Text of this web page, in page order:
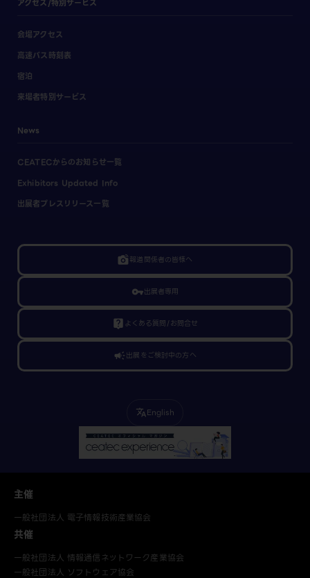
アクセス/特別サービス
会場アクセス
高速バス時刻表
宿泊
来場者特別サービス
News
CEATECからのお知らせ一覧
Exhibitors Updated Info
出展者プレスリリース一覧
linked_camera報道関係者の皆様へ
vpn_key出展者専用
live_help よくある質問/お問合せ
campaign出展をご検討中の方へ
translateEnglish
主催
一般社団法人 電子情報技術産業協会
共催
一般社団法人 情報通信ネットワーク産業協会
一般社団法人 ソフトウェア協会